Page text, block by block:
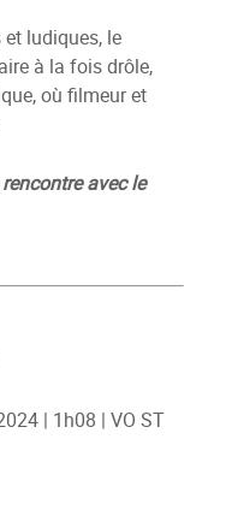
ludiques, le
à la fois drôle,
où filmeur et
avec le
| 1h08 | VO ST